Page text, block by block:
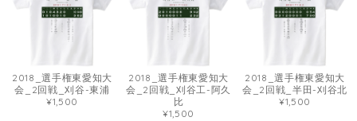
2018_選手権東愛知大
会_2回戦_刈谷-東浦
¥1,500
2018_選手権東愛知大
会_2回戦_刈谷工-阿久
比
¥1,500
2018_選手権東愛知大
会_2回戦_半田-刈谷北
¥1,500